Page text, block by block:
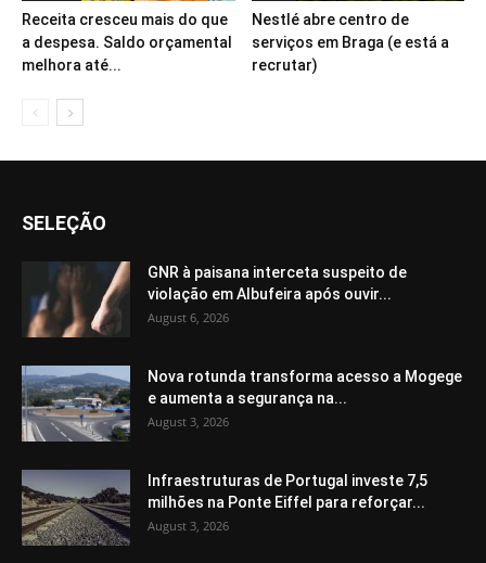
Receita cresceu mais do que
a despesa. Saldo orçamental
melhora até...
Nestlé abre centro de
serviços em Braga (e está a
recrutar)
SELEÇÃO
GNR à paisana interceta suspeito de
violação em Albufeira após ouvir...
August 6, 2026
Nova rotunda transforma acesso a Mogege
e aumenta a segurança na...
August 3, 2026
Infraestruturas de Portugal investe 7,5
milhões na Ponte Eiffel para reforçar...
August 3, 2026